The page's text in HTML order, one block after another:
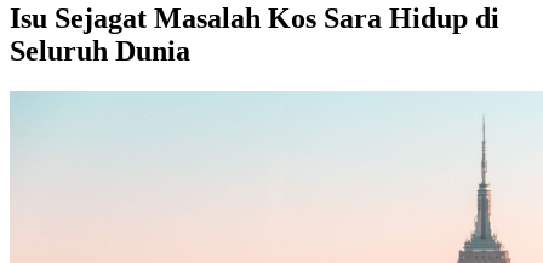
Isu Sejagat Masalah Kos Sara Hidup di
Seluruh Dunia